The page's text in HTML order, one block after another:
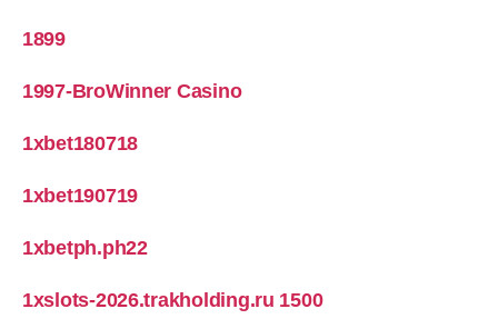
1899
1997-BroWinner Casino
1xbet180718
1xbet190719
1xbetph.ph22
1xslots-2026.trakholding.ru 1500